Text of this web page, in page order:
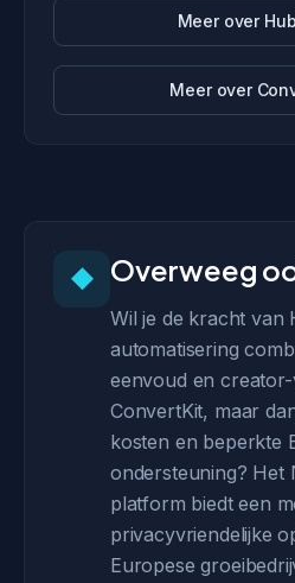
Meer over
Meer over
◆ Overweeg
Wil je de kracht van
automatisering
eenvoud en
ConvertKit, maar
kosten en beperkte
ondersteuning? Het
platform biedt een
privacyvriendelijke
Europese